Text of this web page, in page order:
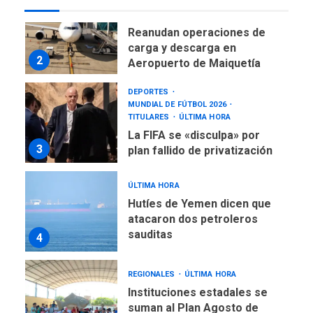
2
Reanudan operaciones de
carga y descarga en
Aeropuerto de Maiquetía
3
DEPORTES
MUNDIAL DE FÚTBOL 2026
TITULARES
ÚLTIMA HORA
La FIFA se «disculpa» por
plan fallido de privatización
4
ÚLTIMA HORA
Hutíes de Yemen dicen que
atacaron dos petroleros
sauditas
REGIONALES ÚLTIMA HORA
Instituciones estadales se
suman al Plan Agosto de